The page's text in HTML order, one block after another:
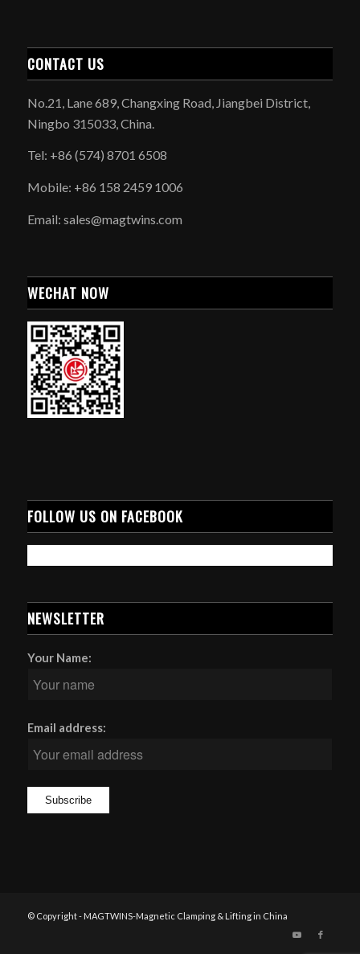
CONTACT US
No.21, Lane 689, Changxing Road, Jiangbei District,
Ningbo 315033, China.
Tel: +86 (574) 8701 6508
Mobile: +86 158 2459 1006
Email: sales@magtwins.com
WECHAT NOW
FOLLOW US ON FACEBOOK
NEWSLETTER
Your Name:
Email address:
© Copyright - MAGTWINS-Magnetic Clamping & Lifting in China